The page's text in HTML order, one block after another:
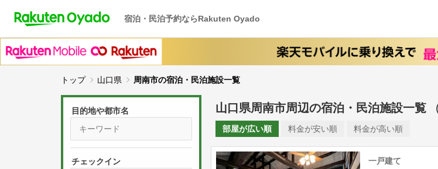
宿泊・民泊予約ならRakuten Oyado
トップ 山口県 周南市の宿泊・民泊施設一覧
目的地や都市名
チェックイン
山口県周南市周辺の宿泊・民泊施設一覧
部屋が広い順 料金が安い順 料金が高い順
一戸建て